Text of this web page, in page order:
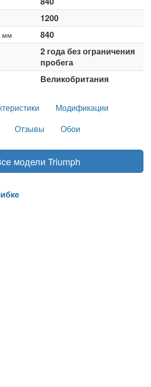
1200
мм
840
2 года без ограничения
пробега
Великобритания
Модификации
Отзывы Обои
модели Triumph